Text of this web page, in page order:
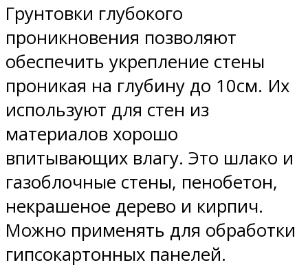
Грунтовки глубокого
проникновения позволяют
обеспечить укрепление стены
проникая на глубину до 10см. Их
используют для стен из
материалов хорошо
впитывающих влагу. Это шлако и
газоблочные стены, пенобетон,
некрашеное дерево и кирпич.
Можно применять для обработки
гипсокартонных панелей.